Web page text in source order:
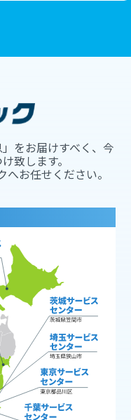
をお届けすべく、今
致します。
お任せください。